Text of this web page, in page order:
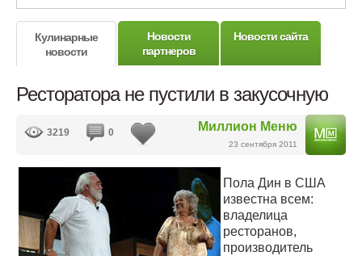
Кулинарные
новости
Новости
партнеров
Новости сайта
Ресторатора не пустили в закусочную
Миллион Меню
23 сентября 2011
3219 0
Пола Дин в США
известна всем:
владелица
ресторанов,
производитель